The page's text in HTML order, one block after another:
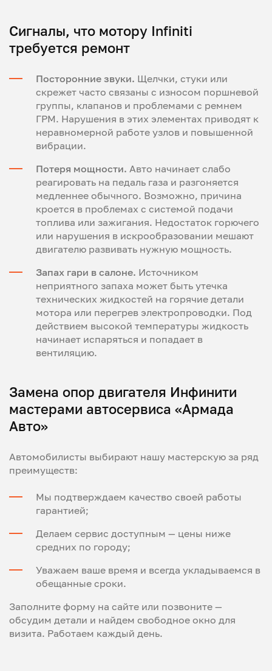
Сигналы, что мотору Infiniti
требуется ремонт
Посторонние звуки. Щелчки, стуки или
скрежет часто связаны с износом поршневой
группы, клапанов и проблемами с ремнем
ГРМ. Нарушения в этих элементах приводят к
неравномерной работе узлов и повышенной
вибрации.
Потеря мощности. Авто начинает слабо
реагировать на педаль газа и разгоняется
медленнее обычного. Возможно, причина
кроется в проблемах с системой подачи
топлива или зажигания. Недостаток горючего
или нарушения в искрообразовании мешают
двигателю развивать нужную мощность.
Запах гари в салоне. Источником
неприятного запаха может быть утечка
технических жидкостей на горячие детали
мотора или перегрев электропроводки. Под
действием высокой температуры жидкость
начинает испаряться и попадает в
вентиляцию.
Замена опор двигателя Инфинити
мастерами автосервиса «Армада
Авто»
Автомобилисты выбирают нашу мастерскую за ряд
преимуществ:
Мы подтверждаем качество своей работы
гарантией;
Делаем сервис доступным — цены ниже
средних по городу;
Уважаем ваше время и всегда укладываемся в
обещанные сроки.
Заполните форму на сайте или позвоните —
обсудим детали и найдем свободное окно для
визита. Работаем каждый день.